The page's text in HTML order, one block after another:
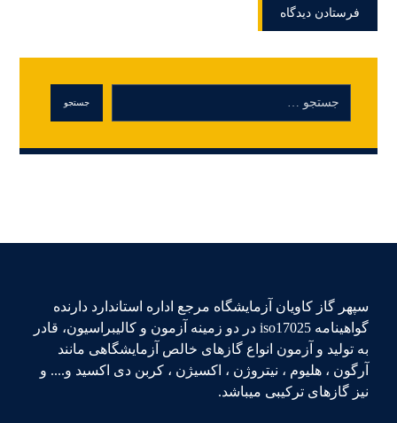
سپهر گاز کاویان آزمایشگاه مرجع اداره استاندارد دارنده
گواهینامه iso17025 در دو زمینه آزمون و کالیبراسیون، قادر
به تولید و آزمون انواع گازهای خالص آزمایشگاهی مانند
آرگون ، هلیوم ، نیتروژن ، اکسیژن ، کربن دی اکسید و.... و
نیز گازهای ترکیبی میباشد.